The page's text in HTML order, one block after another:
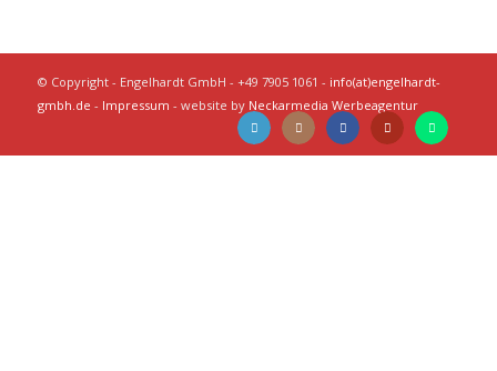
© Copyright - Engelhardt GmbH - +49 7905 1061 - info(at)engelhardt-
gmbh.de - Impressum - website by Neckarmedia Werbeagentur